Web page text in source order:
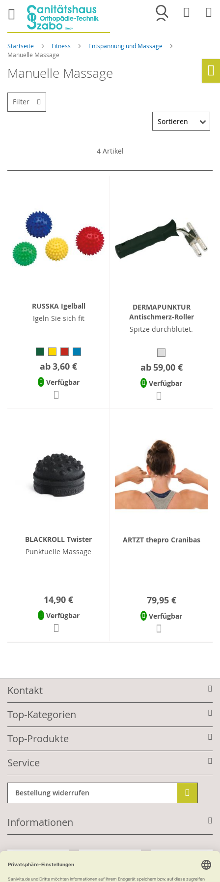
Merkliste
Startseite Fitness
Entspannung und Massage
Manuelle Massage
Manuelle Massage
4Artikel
RUSSKA Igelball
Igeln Sie sich fit
ab3,60 €
Verfügbar
DERMAPUNKTUR
Antischmerz-Roller
Spitze durchblutet.
ab 59,00 €
Verfügbar
BLACKROLL Twister
Punktuelle Massage
14,90 €
Verfügbar
ARTZT thepro Cranibas
79,95 €
Verfügbar
Filter
Kontakt
Top-Kategorien
Top-Produkte
Service
Bestellung widerrufen
Informationen